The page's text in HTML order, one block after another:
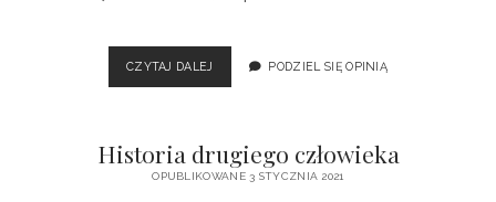
CZYTAJ DALEJ
WIARY
PODZIEL SIĘ OPINIĄ
Historia drugiego człowieka
OPUBLIKOWANE 3 STYCZNIA 2021